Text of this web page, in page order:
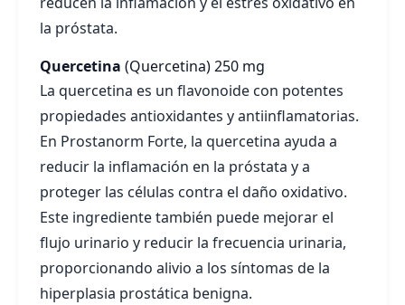
la próstata.
Quercetina (Quercetina)250 mg
La quercetina es un flavonoide con potentes
propiedades antioxidantes y antiinflamatorias.
En Prostanorm Forte, la quercetina ayuda a
reducir la inflamación en la próstata y a
proteger las células contra el daño oxidativo.
Este ingrediente también puede mejorar el
flujo urinario y reducir la frecuencia urinaria,
proporcionando alivio a los síntomas de la
hiperplasia prostática benigna.